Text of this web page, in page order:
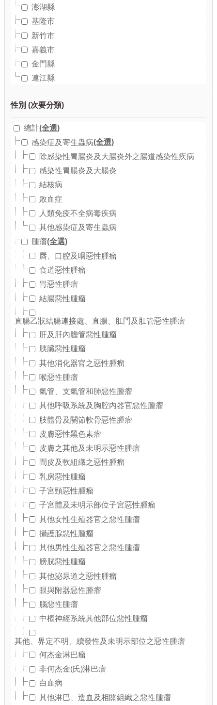
澎湖縣
基隆市
新竹市
嘉義市
金門縣
連江縣
總計(全選)
感染症及寄生蟲病(全選)
除感染性胃腸炎及大腸炎外之腸道感染性疾病
感染性胃腸炎及大腸炎
結核病
敗血症
人類免疫不全病毒疾病
其他感染症及寄生蟲病
腫瘤(全選)
唇、口腔及咽惡性腫瘤
食道惡性腫瘤
胃惡性腫瘤
結腸惡性腫瘤
直腸乙狀結腸連接處、直腸、肛門及肛管惡性腫瘤
肝及肝內膽管惡性腫瘤
胰臟惡性腫瘤
其他消化器官之惡性腫瘤
喉惡性腫瘤
氣管、支氣管和肺惡性腫瘤
其他呼吸系統及胸腔內器官惡性腫瘤
肢體骨及關節軟骨惡性腫瘤
皮膚惡性黑色素瘤
皮膚之其他及未明示惡性腫瘤
間皮及軟組織之惡性腫瘤
乳房惡性腫瘤
子宮頸惡性腫瘤
子宮體及未明示部位子宮惡性腫瘤
其他女性生殖器官之惡性腫瘤
攝護腺惡性腫瘤
其他男性生殖器官之惡性腫瘤
膀胱惡性腫瘤
其他泌尿道之惡性腫瘤
眼與附器惡性腫瘤
腦惡性腫瘤
中樞神經系統其他部位惡性腫瘤
其他、界定不明、續發性及未明示部位之惡性腫瘤
何杰金淋巴瘤
非何杰金(氏)淋巴瘤
白血病
其他淋巴、造血及相關組織之惡性腫瘤